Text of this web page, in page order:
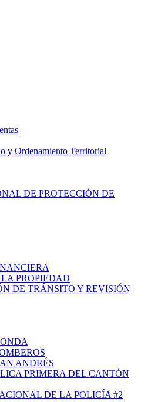
y Ordenamiento Territorial
DE PROTECCIÓN DE
PROPIEDAD
DE TRÁNSITO Y REVISIÓN
ANDRÉS
PRIMERA DEL CANTÓN
DE LA POLICÍA #2